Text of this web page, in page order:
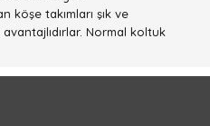
köşe takımları şık ve
Normal koltuk
uzun yıllar kullanmanız
mükemmel dizaynı ile evin